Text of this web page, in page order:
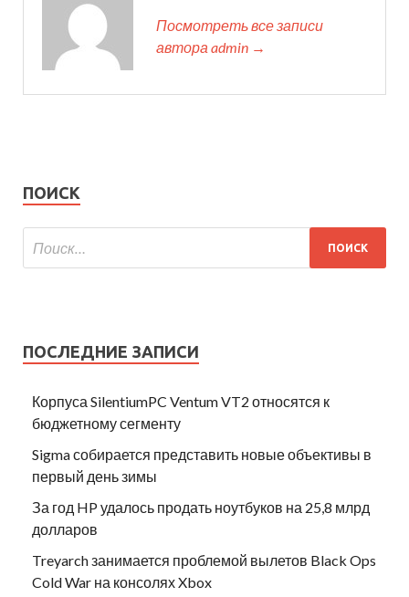
Посмотреть все записи
автора admin →
ПОИСК
ПОСЛЕДНИЕ ЗАПИСИ
Корпуса SilentiumPC Ventum VT2 относятся к
бюджетному сегменту
Sigma собирается представить новые объективы в
первый день зимы
За год HP удалось продать ноутбуков на 25,8 млрд
долларов
Treyarch занимается проблемой вылетов Black Ops
Cold War на консолях Xbox